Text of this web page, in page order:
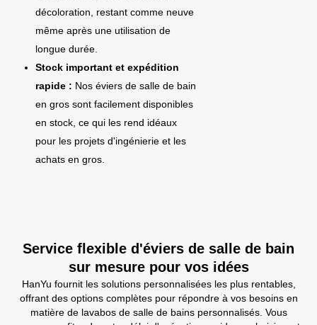
décoloration, restant comme neuve
même après une utilisation de
longue durée.
Stock important et expédition
rapide : Nos éviers de salle de bain
en gros sont facilement disponibles
en stock, ce qui les rend idéaux
pour les projets d'ingénierie et les
achats en gros.
Service flexible d'éviers de salle de bain
sur mesure pour vos idées
HanYu fournit les solutions personnalisées les plus rentables,
offrant des options complètes pour répondre à vos besoins en
matière de lavabos de salle de bains personnalisés. Vous